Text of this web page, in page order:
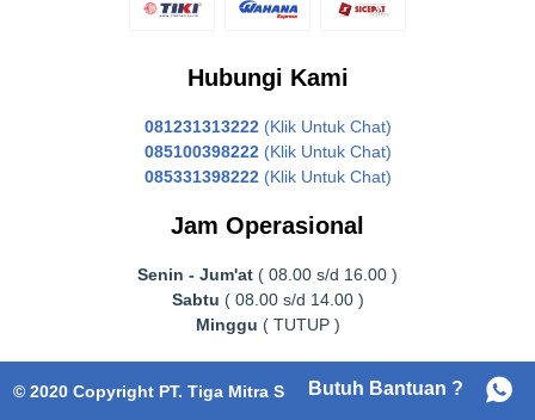
Hubungi Kami
081231313222 (Klik Untuk Chat)
085100398222 (Klik Untuk Chat)
085331398222 (Klik Untuk Chat)
Jam Operasional
Senin - Jum'at ( 08.00 s/d 16.00 )
Sabtu ( 08.00 s/d 14.00 )
Minggu ( TUTUP )
© 2020 Copyright PT. Tiga Mitra SurabayaButuh Bantuan ?